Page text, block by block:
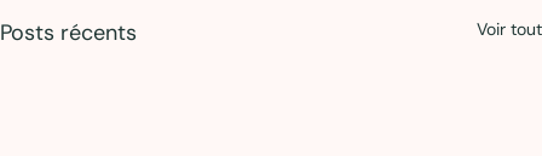
Posts récents Voir tout